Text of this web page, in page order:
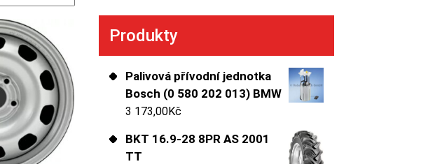
Produkty
Palivová přívodní jednotka
Bosch (0 580 202 013) BMW
3 173,00Kč
BKT 16.9-28 8PR AS 2001
TT